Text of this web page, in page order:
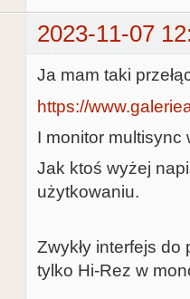
2023-11-07
Ja mam taki
https://
I monitor
Jak ktoś wyżej
użytkowaniu.
Zwykły interfejs do
tylko Hi-Rez w